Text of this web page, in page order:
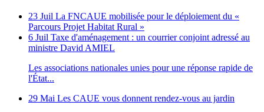
23 Juil La FNCAUE mobilisée pour le déploiement du «
Parcours Projet Habitat Rural »
6 Juil Taxe d'aménagement : un courrier conjoint adressé au
ministre David AMIEL
Les associations nationales unies pour une réponse rapide de
l'État...
29 Mai Les CAUE vous donnent rendez-vous au jardin